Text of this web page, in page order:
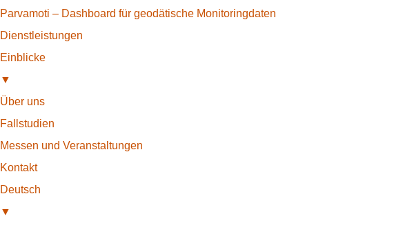
Parvamoti – Dashboard für geodätische Monitoringdaten
Dienstleistungen
Einblicke
▼
Über uns
Fallstudien
Messen und Veranstaltungen
Kontakt
Deutsch
▼